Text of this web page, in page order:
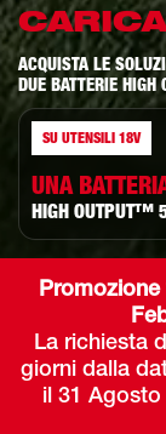
CARICA
ACQUISTA LE
DUE BATTERIE
SU UTENSILI 18V
UNA
HIGH OUTPUT™
Promozione
La richiesta
giorni dalla
il 31